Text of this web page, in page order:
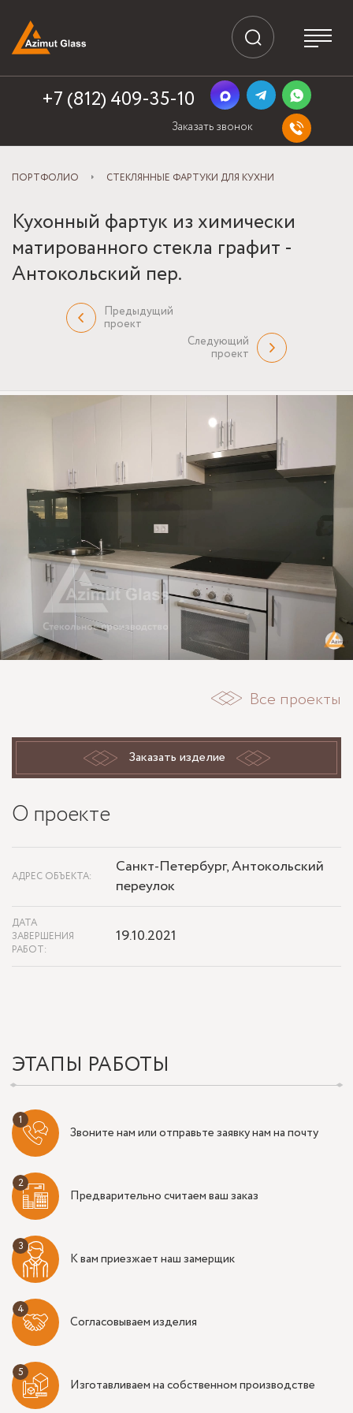
+7 (812) 409-35-10
Заказать звонок
ПОРТФОЛИО СТЕКЛЯННЫЕ ФАРТУКИ ДЛЯ КУХНИ
Кухонный фартук из химически
матированного стекла графит -
Антокольский пер.
Предыдущий
проект
Следующий
проект
Все проекты
Заказать изделие
О проекте
АДРЕС ОБЪЕКТА:
Санкт-Петербург, Антокольский
переулок
ДАТА
ЗАВЕРШЕНИЯ
РАБОТ:
19.10.2021
ЭТАПЫ РАБОТЫ
Звоните нам или отправьте заявку нам на почту
Предварительно считаем ваш заказ
К вам приезжает наш замерщик
Согласовываем изделия
Изготавливаем на собственном производстве